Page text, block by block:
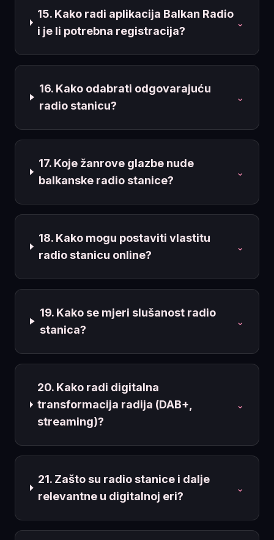
15. Kako radi aplikacija Balkan Radio
i je li potrebna registracija?
⌄
16. Kako odabrati odgovarajuću
radio stanicu?
⌄
17. Koje žanrove glazbe nude
balkanske radio stanice?
⌄
18. Kako mogu postaviti vlastitu
radio stanicu online?
⌄
19. Kako se mjeri slušanost radio
stanica?
⌄
20. Kako radi digitalna
transformacija radija (DAB+,
streaming)?
⌄
21. Zašto su radio stanice i dalje
relevantne u digitalnoj eri?
⌄